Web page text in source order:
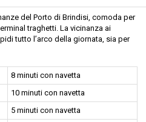
del Porto di Brindisi, comoda per
traghetti. La vicinanza ai
tutto l’arco della giornata, sia per
8 minuti con navetta
10 minuti con navetta
5 minuti con navetta